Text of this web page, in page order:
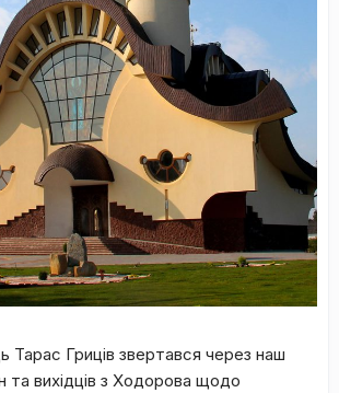
Тарас Гриців звертався через наш
та вихідців з Ходорова щодо